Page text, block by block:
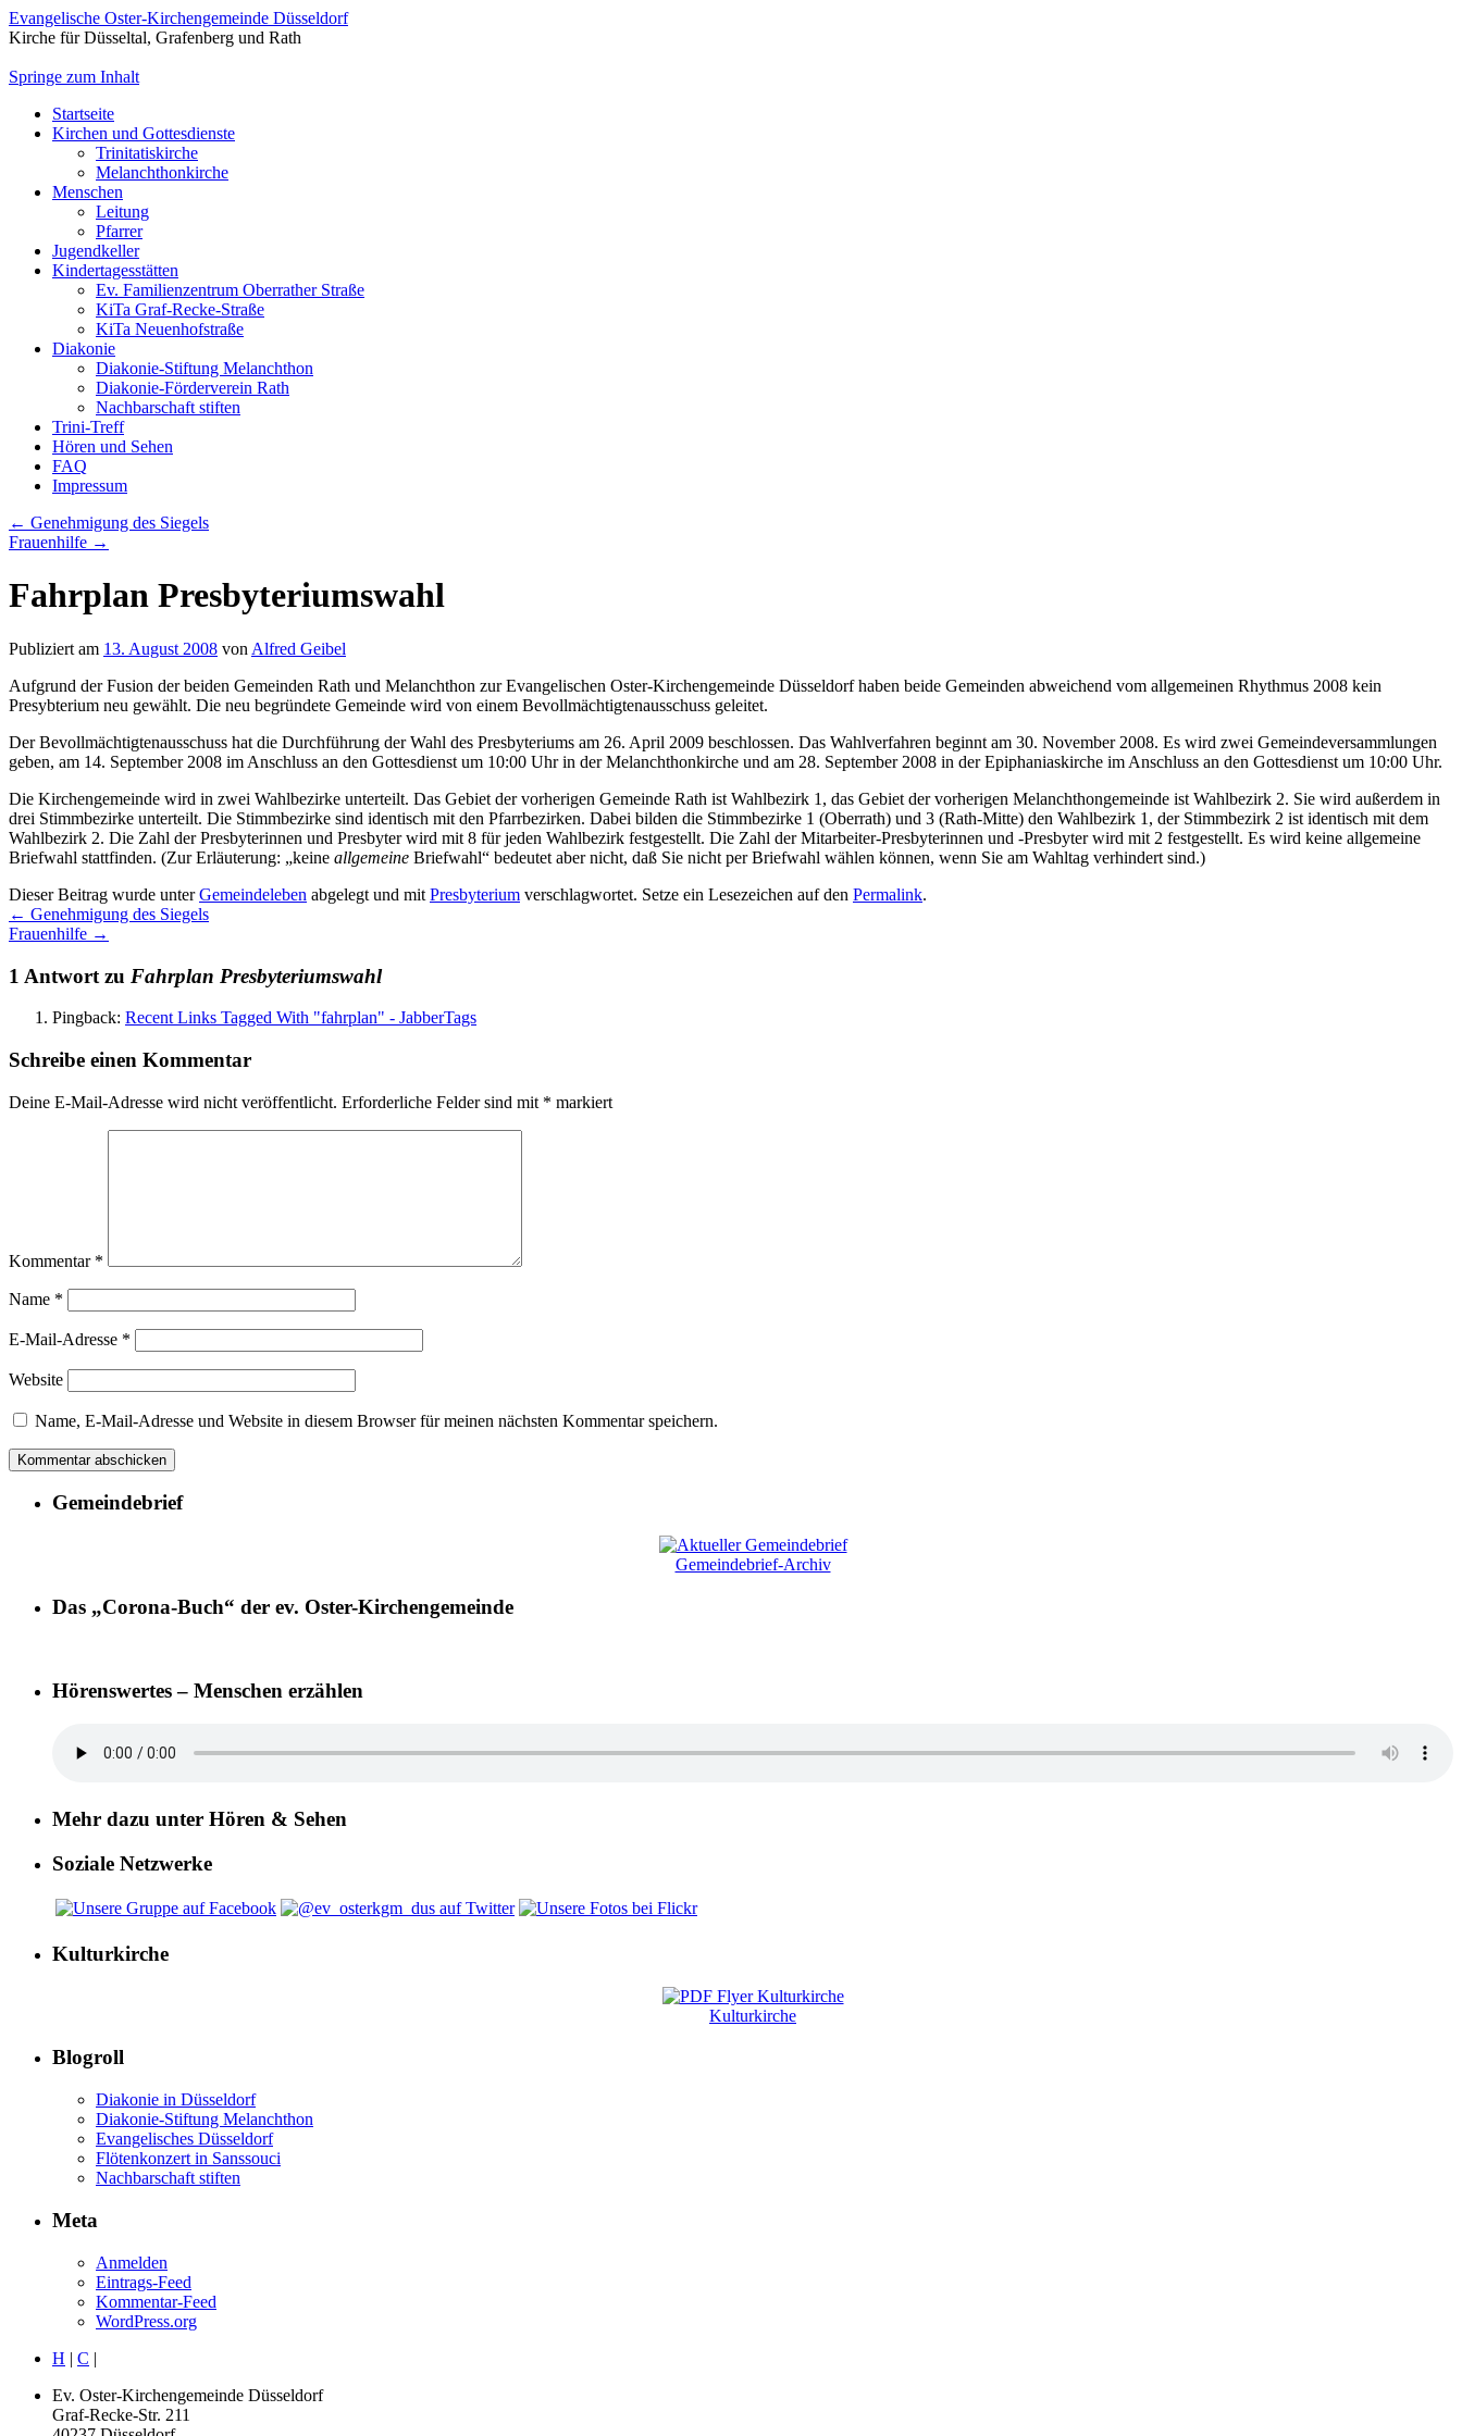
Evangelische Oster-Kirchengemeinde Düsseldorf
Kirche für Düsseltal, Grafenberg und Rath
Springe zum Inhalt
Startseite
Kirchen und Gottesdienste
Trinitatiskirche
Melanchthonkirche
Menschen
Leitung
Pfarrer
Jugendkeller
Kindertagesstätten
Ev. Familienzentrum Oberrather Straße
KiTa Graf-Recke-Straße
KiTa Neuenhofstraße
Diakonie
Diakonie-Stiftung Melanchthon
Diakonie-Förderverein Rath
Nachbarschaft stiften
Trini-Treff
Hören und Sehen
FAQ
Impressum
← Genehmigung des Siegels
Frauenhilfe →
Fahrplan Presbyteriumswahl
Publiziert am 13. August 2008 von Alfred Geibel
Aufgrund der Fusion der beiden Gemeinden Rath und Melanchthon zur Evangelischen Oster-Kirchengemeinde Düsseldorf haben beide Gemeinden abweichend vom allgemeinen Rhythmus 2008 kein
Presybterium neu gewählt. Die neu begründete Gemeinde wird von einem Bevollmächtigtenausschuss geleitet.
Der Bevollmächtigtenausschuss hat die Durchführung der Wahl des Presbyteriums am 26. April 2009 beschlossen. Das Wahlverfahren beginnt am 30. November 2008. Es wird zwei Gemeindeversammlungen
geben, am 14. September 2008 im Anschluss an den Gottesdienst um 10:00 Uhr in der Melanchthonkirche und am 28. September 2008 in der Epiphaniaskirche im Anschluss an den Gottesdienst um 10:00 Uhr.
Die Kirchengemeinde wird in zwei Wahlbezirke unterteilt. Das Gebiet der vorherigen Gemeinde Rath ist Wahlbezirk 1, das Gebiet der vorherigen Melanchthongemeinde ist Wahlbezirk 2. Sie wird außerdem in
drei Stimmbezirke unterteilt. Die Stimmbezirke sind identisch mit den Pfarrbezirken. Dabei bilden die Stimmbezirke 1 (Oberrath) und 3 (Rath-Mitte) den Wahlbezirk 1, der Stimmbezirk 2 ist identisch mit dem
Wahlbezirk 2. Die Zahl der Presbyterinnen und Presbyter wird mit 8 für jeden Wahlbezirk festgestellt. Die Zahl der Mitarbeiter-Presbyterinnen und -Presbyter wird mit 2 festgestellt. Es wird keine allgemeine
Briefwahl stattfinden. (Zur Erläuterung: „keine allgemeine Briefwahl“ bedeutet aber nicht, daß Sie nicht per Briefwahl wählen können, wenn Sie am Wahltag verhindert sind.)
Dieser Beitrag wurde unterGemeindeleben abgelegt und mit Presbyterium verschlagwortet. Setze ein Lesezeichen auf den Permalink.
← Genehmigung des Siegels
Frauenhilfe →
1 Antwort zu Fahrplan Presbyteriumswahl
Pingback: Recent Links Tagged With "fahrplan" - JabberTags
Schreibe einen Kommentar
Deine E-Mail-Adresse wird nicht veröffentlicht. Erforderliche Felder sind mit * markiert
Kommentar *
Name *
E-Mail-Adresse *
Website
Name, E-Mail-Adresse und Website in diesem Browser für meinen nächsten Kommentar speichern.
Gemeindebrief
Gemeindebrief-Archiv
Das „Corona-Buch“ der ev. Oster-Kirchengemeinde
Hörenswertes – Menschen erzählen
Mehr dazu unter Hören & Sehen
Soziale Netzwerke
Kulturkirche
Kulturkirche
Blogroll
Diakonie in Düsseldorf
Diakonie-Stiftung Melanchthon
Evangelisches Düsseldorf
Flötenkonzert in Sanssouci
Nachbarschaft stiften
Meta
Anmelden
Eintrags-Feed
Kommentar-Feed
WordPress.org
H | C |
Ev. Oster-Kirchengemeinde Düsseldorf
Graf-Recke-Str. 211